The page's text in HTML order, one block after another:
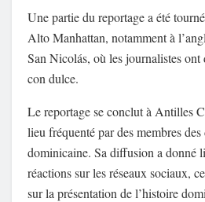
Une partie du reportage a été
Alto Manhattan, notamment à
San Nicolás, où les journalistes ont
con dulce.
Le reportage se conclut à Antilles
lieu fréquenté par des membres
dominicaine. Sa diffusion a donné
réactions sur les réseaux sociaux,
sur la présentation de l’histoire